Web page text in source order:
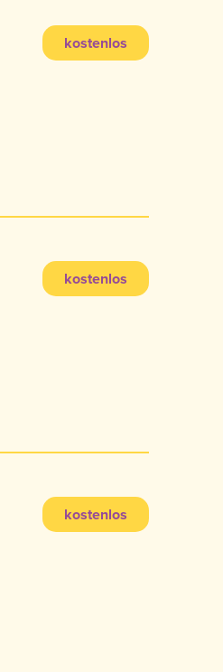
kostenlos
kostenlos
kostenlos